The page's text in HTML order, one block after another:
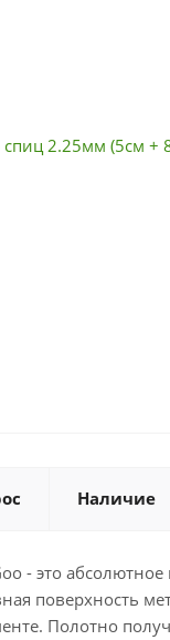
Наличие
- это
поверхность
Полотно